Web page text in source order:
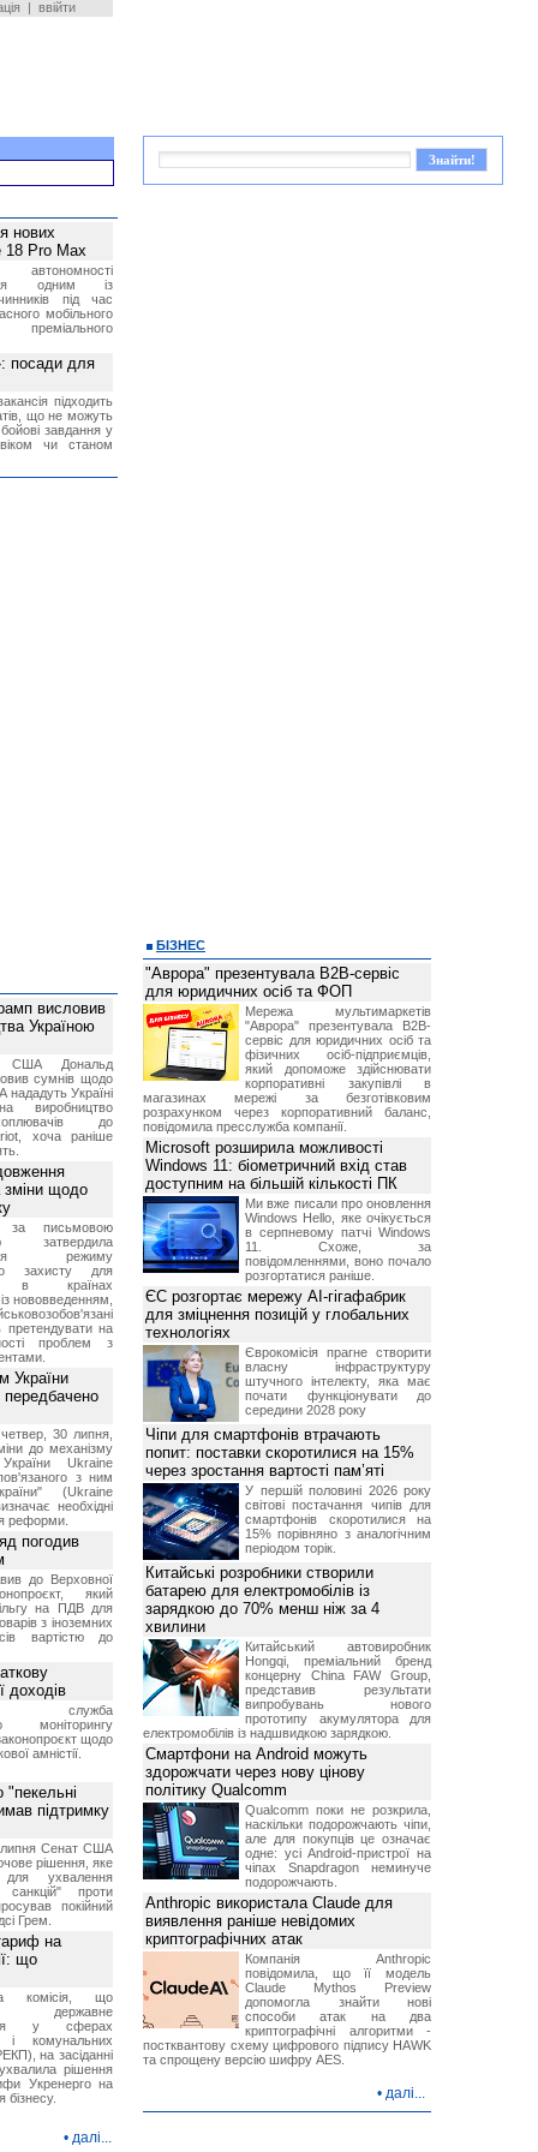
| ввійти
нових
18 Pro Max
одним із
під час
мобільного
преміального
посади для
підходить
що не можуть
завдання у
віком чи станом
висловив
Україною
США Дональд
сумнів щодо
нададуть Україні
виробництво
до
хоча раніше
зміни щодо
письмовою
затвердила
режиму
захисту для
в країнах
нововведенням,
претендувати на
проблем з
України
30 липня,
до механізму
Ukraine
з ним
(Ukraine
необхідні
реформи.
погодив
до Верховної
який
на ПДВ для
з іноземних
вартістю до
доходів
служба
моніторингу
щодо
амністії.
"пекельні
підтримку
липня Сенат США
рішення, яке
для ухвалення
санкцій" проти
покійний
Грем.
на
що
комісія, що
державне
у сферах
і комунальних
на засіданні
рішення
Укренерго на
бізнесу.
• далі...
БІЗНЕС
"Аврора" презентувала B2B-сервіс
для юридичних осіб та ФОП
Мережа мультимаркетів
"Аврора" презентувала B2B-
сервіс для юридичних осіб та
фізичних осіб-підприємців,
який допоможе здійснювати
корпоративні закупівлі в
магазинах мережі за безготівковим
розрахунком через корпоративний баланс,
повідомила пресслужба компанії.
Microsoft розширила можливості
Windows 11: біометричний вхід став
доступним на більшій кількості ПК
Ми вже писали про оновлення
Windows Hello, яке очікується
в серпневому патчі Windows
11. Схоже, за
повідомленнями, воно почало
розгортатися раніше.
ЄС розгортає мережу AI-гігафабрик
для зміцнення позицій у глобальних
технологіях
Єврокомісія прагне створити
власну інфраструктуру
штучного інтелекту, яка має
почати функціонувати до
середини 2028 року
Чіпи для смартфонів втрачають
попит: поставки скоротилися на 15%
через зростання вартості пам’яті
У першій половині 2026 року
світові постачання чипів для
смартфонів скоротилися на
15% порівняно з аналогічним
періодом торік.
Китайські розробники створили
батарею для електромобілів із
зарядкою до 70% менш ніж за 4
хвилини
Китайський автовиробник
Hongqi, преміальний бренд
концерну China FAW Group,
представив результати
випробувань нового
прототипу акумулятора для
електромобілів із надшвидкою зарядкою.
Смартфони на Android можуть
здорожчати через нову цінову
політику Qualcomm
Qualcomm поки не розкрила,
наскільки подорожчають чіпи,
але для покупців це означає
одне: усі Android-пристрої на
чіпах Snapdragon неминуче
подорожчають.
Anthropic використала Claude для
виявлення раніше невідомих
криптографічних атак
Компанія Anthropic
повідомила, що її модель
Claude Mythos Preview
допомогла знайти нові
способи атак на два
криптографічні алгоритми -
постквантову схему цифрового підпису HAWK
та спрощену версію шифру AES.
• далі...